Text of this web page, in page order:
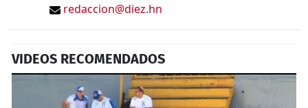
redaccion@diez.hn
VIDEOS RECOMENDADOS